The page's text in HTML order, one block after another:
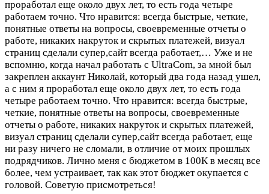
проработал еще около двух лет, то есть года четыре
работаем точно. Что нравится: всегда быстрые, четкие,
понятные ответы на вопросы, своевременные отчеты о
работе, никаких накруток и скрытых платежей, визуал
страниц сделали супер,сайт всегда работает,… Уже и не
вспомню, когда начал работать с UltraCom, за мной был
закреплен аккаунт Николай, который два года назад ушел,
а с ним я проработал еще около двух лет, то есть года
четыре работаем точно. Что нравится: всегда быстрые,
четкие, понятные ответы на вопросы, своевременные
отчеты о работе, никаких накруток и скрытых платежей,
визуал страниц сделали супер,сайт всегда работает, еще
ни разу ничего не сломали, в отличие от моих прошлых
подрядчиков. Лично меня с бюджетом в 100К в месяц все
более, чем устраивает, так как этот бюджет окупается с
головой. Советую присмотреться!